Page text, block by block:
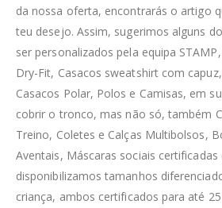
da nossa oferta, encontrarás o artigo
teu desejo. Assim, sugerimos alguns
ser personalizados pela equipa
Dry-Fit, Casacos sweatshirt com
Casacos Polar, Polos e Camisas, em
cobrir o tronco, mas não só, também
Treino, Coletes e Calças Multibolsos,
Aventais, Máscaras sociais certificadas
disponibilizamos tamanhos
criança, ambos certificados para até